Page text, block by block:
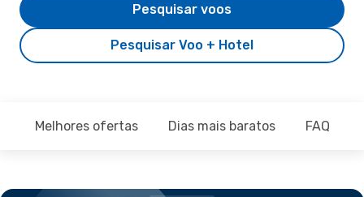
Pesquisar Voo + Hotel
Pesquisar voos
Melhores ofertas Dias mais baratos FAQ